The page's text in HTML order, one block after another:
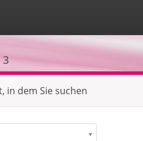
3
in dem Sie suchen